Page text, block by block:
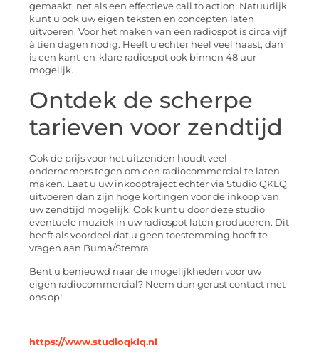
gemaakt, net als een effectieve call to action. Natuurlijk
kunt u ook uw eigen teksten en concepten laten
uitvoeren. Voor het maken van een radiospot is circa vijf
à tien dagen nodig. Heeft u echter heel veel haast, dan
is een kant-en-klare radiospot ook binnen 48 uur
mogelijk.
Ontdek de scherpe
tarieven voor zendtijd
Ook de prijs voor het uitzenden houdt veel
ondernemers tegen om een radiocommercial te laten
maken. Laat u uw inkooptraject echter via Studio QKLQ
uitvoeren dan zijn hoge kortingen voor de inkoop van
uw zendtijd mogelijk. Ook kunt u door deze studio
eventuele muziek in uw radiospot laten produceren. Dit
heeft als voordeel dat u geen toestemming hoeft te
vragen aan Buma/Stemra.
Bent u benieuwd naar de mogelijkheden voor uw
eigen radiocommercial? Neem dan gerust contact met
ons op!
https://www.studioqklq.nl